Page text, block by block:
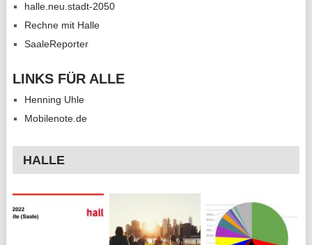
halle.neu.stadt-2050
Rechne mit Halle
SaaleReporter
LINKS FÜR ALLE
Henning Uhle
Mobilenote.de
HALLE